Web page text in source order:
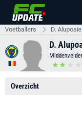
Voetballers D. Alupoaie
D.
Middenvelder
Overzicht